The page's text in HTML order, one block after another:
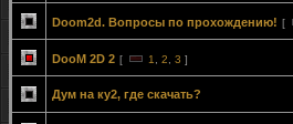
Doom2d. Вопросы по прохождению! [
DooM 2D 2 [ 1 2 3 ]
Дум на ку2, где скачать?